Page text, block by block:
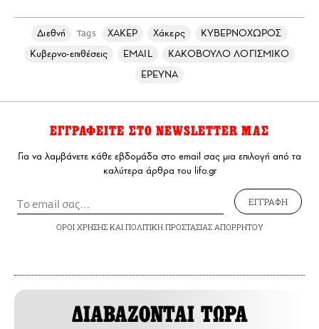
Διεθνή Tags ΧΑΚΕΡ Χάκερς
ΚΥΒΕΡΝΟΧΩΡΟΣ
Κυβερνο-επιθέσεις
EMAIL
ΚΑΚΟΒΟΥΛΟ ΛΟΓΙΣΜΙΚΟ
ΕΡΕΥΝΑ
ΕΓΓΡΑΦΕΙΤΕ ΣΤΟ NEWSLETTER ΜΑΣ
Για να λαμβάνετε κάθε εβδομάδα στο email σας μια επιλογή από τα
καλύτερα άρθρα του lifo.gr
ΕΓΓΡΑΦΗ
ΟΡΟΙ ΧΡΗΣΗΣΚΑΙ ΠΟΛΙΤΙΚΗ ΠΡΟΣΤΑΣΙΑΣ ΑΠΟΡΡΗΤΟΥ
ΔΙΑΒΑΖΟΝΤΑΙ ΤΩΡΑ